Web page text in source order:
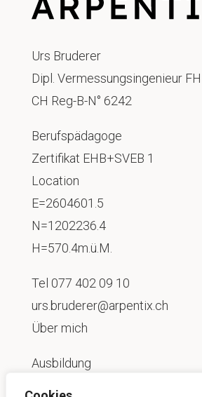
Urs Bruderer
Dipl. Vermessungsingenieur FH
CH Reg-B-N° 6242
Berufspädagoge
Zertifikat EHB+SVEB 1
Location
E=2604601.5
N=1202236.4
H=570.4m.ü.M.
Tel 077 402 09 10
urs.bruderer@arpentix.ch
Über mich
Ausbildung